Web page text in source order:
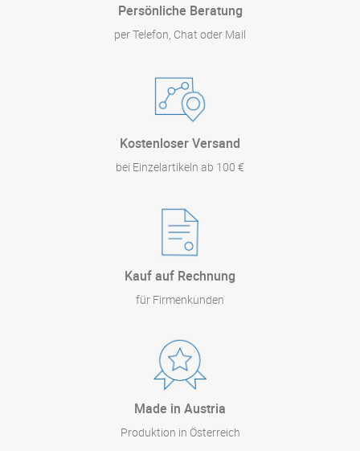
Persönliche Beratung
per Telefon, Chat oder Mail
Kostenloser Versand
bei Einzelartikeln ab 100 €
Kauf auf Rechnung
für Firmenkunden
Made in Austria
Produktion in Österreich